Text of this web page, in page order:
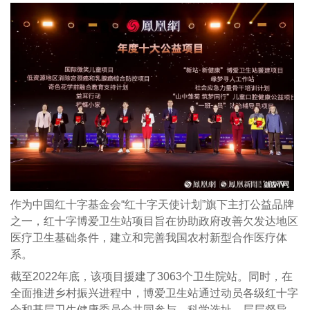
作为中国红十字基金会“红十字天使计划”旗下主打公益品牌
之一，红十字博爱卫生站项目旨在协助政府改善欠发达地区
医疗卫生基础条件，建立和完善我国农村新型合作医疗体
系。
截至2022年底，该项目援建了3063个卫生院站。同时，在
全面推进乡村振兴进程中，博爱卫生站通过动员各级红十字